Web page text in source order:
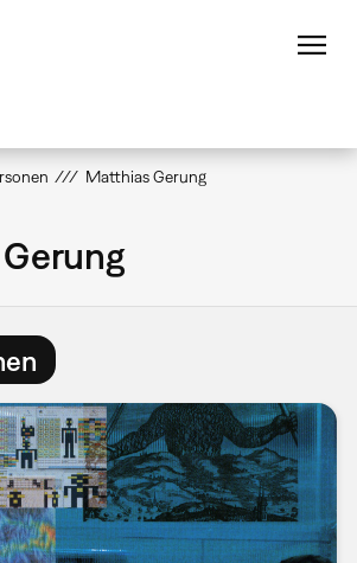
Matthias Gerung